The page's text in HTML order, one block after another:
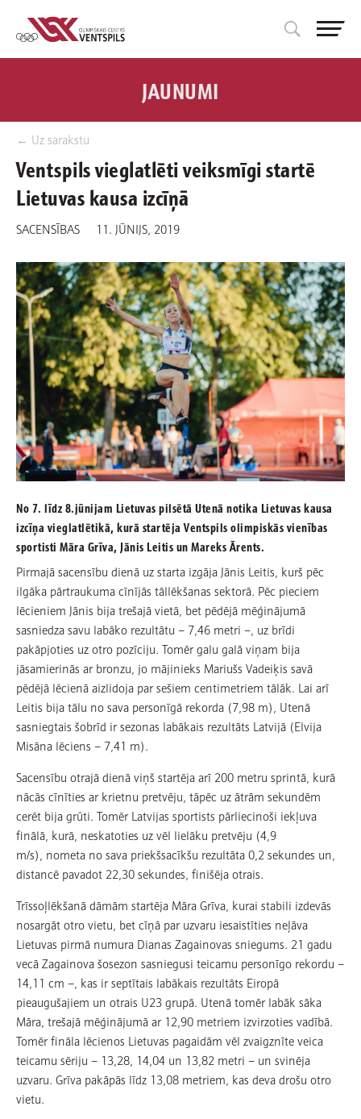
← Uz sarakstu
JAUNUMI
Ventspils vieglatlēti veiksmīgi startē
Lietuvas kausa izcīņā
SACENSĪBAS 11. JŪNIJS, 2019
No 7. līdz 8.jūnijam Lietuvas pilsētā Utenā notika Lietuvas kausa
izcīņa vieglatlētikā, kurā startēja Ventspils olimpiskās vienības
sportisti Māra Grīva, Jānis Leitis un Mareks Ārents.
Pirmajā sacensību dienā uz starta izgāja Jānis Leitis, kurš pēc
ilgāka pārtraukuma cīnījās tāllēkšanas sektorā. Pēc pieciem
lēcieniem Jānis bija trešajā vietā, bet pēdējā mēģinājumā
sasniedza savu labāko rezultātu – 7,46 metri –, uz brīdi
pakāpjoties uz otro pozīciju. Tomēr galu galā viņam bija
jāsamierinās ar bronzu, jo mājinieks Mariušs Vadeiķis savā
pēdējā lēcienā aizlidoja par sešiem centimetriem tālāk. Lai arī
Leitis bija tālu no sava personīgā rekorda (7,98 m), Utenā
sasniegtais šobrīd ir sezonas labākais rezultāts Latvijā (Elvija
Misāna lēciens – 7,41 m).
Sacensību otrajā dienā viņš startēja arī 200 metru sprintā, kurā
nācās cīnīties ar krietnu pretvēju, tāpēc uz ātrām sekundēm
cerēt bija grūti. Tomēr Latvijas sportists pārliecinoši iekļuva
finālā, kurā, neskatoties uz vēl lielāku pretvēju (4,9
m/s), nometa no sava priekšsacīkšu rezultāta 0,2 sekundes un,
distancē pavadot 22,30 sekundes, finišēja otrais.
Trīssoļlēkšanā dāmām startēja Māra Grīva, kurai stabili izdevās
nosargāt otro vietu, bet cīņā par uzvaru iesaistīties neļāva
Lietuvas pirmā numura Dianas Zagainovas sniegums. 21 gadu
vecā Zagainova šosezon sasniegusi teicamu personīgo rekordu –
14,11 cm –, kas ir septītais labākais rezultāts Eiropā
pieaugušajiem un otrais U23 grupā. Utenā tomēr labāk sāka
Māra, trešajā mēģinājumā ar 12,90 metriem izvirzoties vadībā.
Tomēr fināla lēcienos Lietuvas pagaidām vēl zvaigznīte veica
teicamu sēriju – 13,28, 14,04 un 13,82 metri – un svinēja
uzvaru. Grīva pakāpās līdz 13,08 metriem, kas deva drošu otro
vietu.